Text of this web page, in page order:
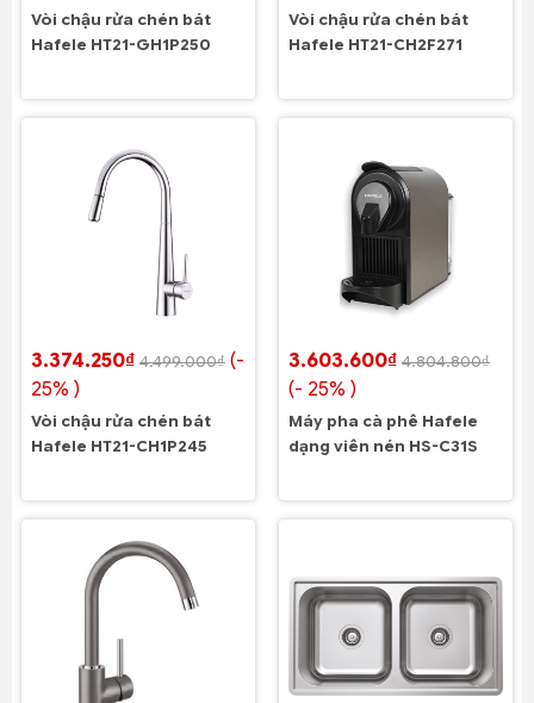
Vòi chậu rửa chén bát
Hafele HT21-GH1P250
Vòi chậu rửa chén bát
Hafele HT21-CH2F271
3.374.250₫ 4.499.000₫ (-
25% )
Vòi chậu rửa chén bát
Hafele HT21-CH1P245
3.603.600₫ 4.804.800₫
(- 25% )
Máy pha cà phê Hafele
dạng viên nén HS-C31S